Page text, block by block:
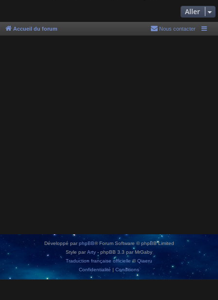
h
e
Aller
Accueil du forum Nous contacter
Développé par phpBB® Forum Software © phpBB Limited
Style parArty - phpBB 3.3 par MrGaby
Traduction française officielle ©Qiaeru
Confidentialité | Conditions